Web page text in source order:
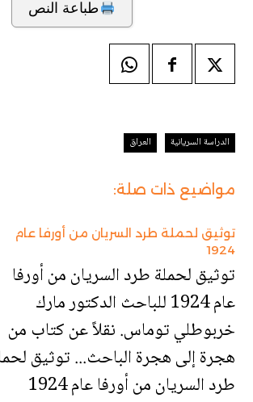
طباعة النص
الدراسة السريانية العراق
مواضيع ذات صلة:
توثيق لحملة طرد السريان من أورفا عام
1924
توثيق لحملة طرد السريان من أورفا
عام 1924 للباحث الدكتور مارك
خربوطلي توماس. نقلاً عن كتاب من
هجرة إلى هجرة الباحث... توثيق
طرد السريان من أورفا عام 1924